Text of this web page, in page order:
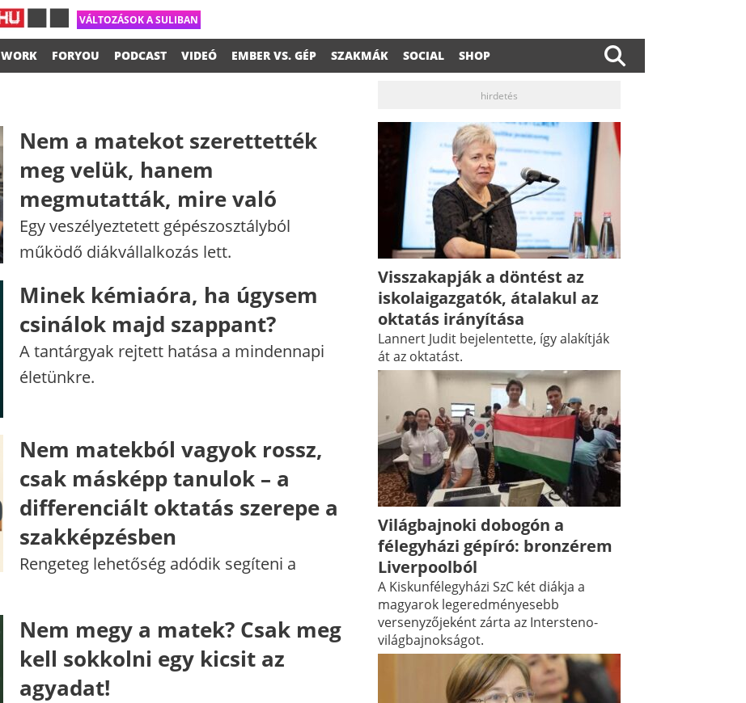
VÁLTOZÁSOK A SULIBAN
WORK FORYOU PODCAST VIDEÓ EMBER VS. GÉP SZAKMÁK SOCIAL SHOP
Nem a matekot szerettették
meg velük, hanem
megmutatták, mire való
Egy veszélyeztetett gépészosztályból
működő diákvállalkozás lett.
Minek kémiaóra, ha úgysem
csinálok majd szappant?
A tantárgyak rejtett hatása a mindennapi
életünkre.
Nem matekból vagyok rossz,
csak másképp tanulok – a
differenciált oktatás szerepe a
szakképzésben
Rengeteg lehetőség adódik segíteni a
Nem megy a matek? Csak meg
kell sokkolni egy kicsit az
agyadat!
hirdetés
Visszakapják a döntést az
iskolaigazgatók, átalakul az
oktatás irányítása
Lannert Judit bejelentette, így alakítják
át az oktatást.
Világbajnoki dobogón a
félegyházi gépíró: bronzérem
Liverpoolból
A Kiskunfélegyházi SzC két diákja a
magyarok legeredményesebb
versenyzőjeként zárta az Intersteno-
világbajnokságot.